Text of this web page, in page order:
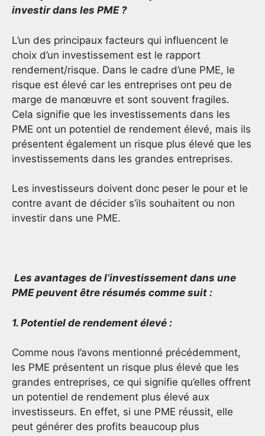
investir dans les PME ?
L’un des principaux facteurs qui influencent le
choix d’un investissement est le rapport
rendement/risque. Dans le cadre d’une PME, le
risque est élevé car les entreprises ont peu de
marge de manœuvre et sont souvent fragiles.
Cela signifie que les investissements dans les
PME ont un potentiel de rendement élevé, mais ils
présentent également un risque plus élevé que les
investissements dans les grandes entreprises.
Les investisseurs doivent donc peser le pour et le
contre avant de décider s’ils souhaitent ou non
investir dans une PME.
Les avantages de l’investissement dans une
PME peuvent être résumés comme suit :
1. Potentiel de rendement élevé :
Comme nous l’avons mentionné précédemment,
les PME présentent un risque plus élevé que les
grandes entreprises, ce qui signifie qu’elles offrent
un potentiel de rendement plus élevé aux
investisseurs. En effet, si une PME réussit, elle
peut générer des profits beaucoup plus